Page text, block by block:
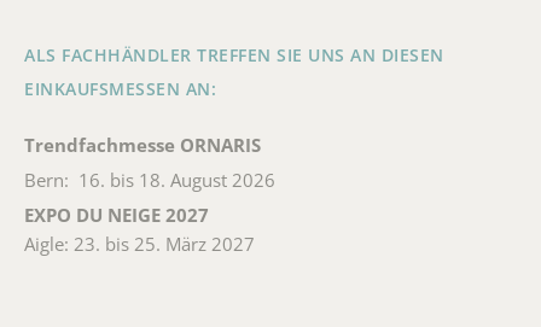
ALS FACHHÄNDLER TREFFEN SIE UNS AN DIESEN
EINKAUFSMESSEN AN:
Trendfachmesse ORNARIS
Bern: 16. bis 18. August 2026
EXPO DU NEIGE 2027
Aigle: 23. bis 25. März 2027